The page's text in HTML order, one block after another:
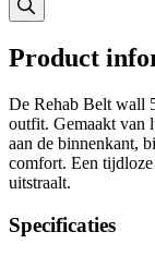
Product
De Rehab Belt wall
outfit. Gemaakt van
aan de binnenkant,
comfort. Een
uitstraalt.
Specificaties